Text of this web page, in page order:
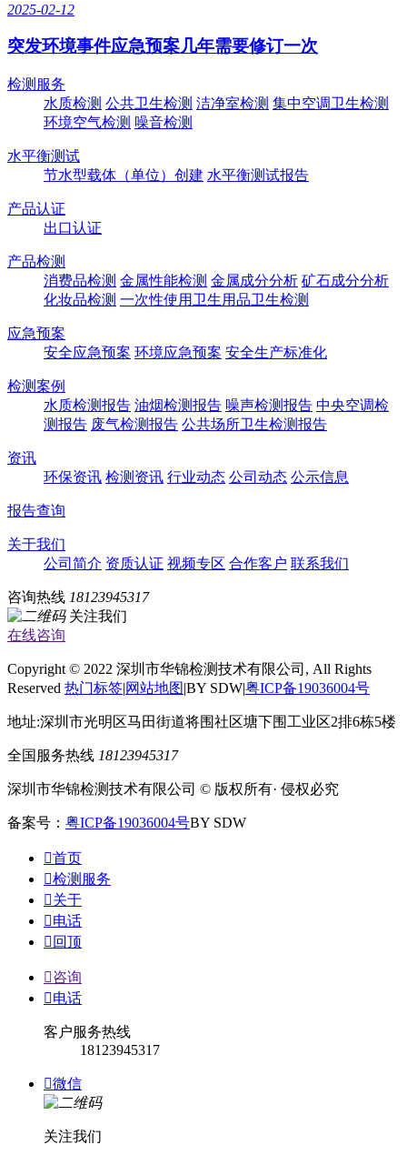
2025-02-12
突发环境事件应急预案几年需要修订一次
检测服务
水质检测 公共卫生检测 洁净室检测 集中空调卫生检测
环境空气检测 噪音检测
水平衡测试
节水型载体（单位）创建 水平衡测试报告
产品认证
出口认证
产品检测
消费品检测 金属性能检测 金属成分分析 矿石成分分析
化妆品检测 一次性使用卫生用品卫生检测
应急预案
安全应急预案 环境应急预案 安全生产标准化
检测案例
水质检测报告 油烟检测报告 噪声检测报告 中央空调检
测报告 废气检测报告 公共场所卫生检测报告
资讯
环保资讯 检测资讯 行业动态 公司动态 公示信息
报告查询
关于我们
公司简介 资质认证 视频专区 合作客户 联系我们
咨询热线 18123945317
关注我们
在线咨询
Copyright © 2022 深圳市华锦检测技术有限公司, All Rights
Reserved 热门标签|网站地图|BY SDW|粤ICP备19036004号
地址:深圳市光明区马田街道将围社区塘下围工业区2排6栋5楼
全国服务热线 18123945317
深圳市华锦检测技术有限公司 © 版权所有· 侵权必究
备案号： 粤ICP备19036004号BY SDW
首页
检测服务
关于
电话
 回顶
咨询
电话
客户服务热线
18123945317
微信
关注我们